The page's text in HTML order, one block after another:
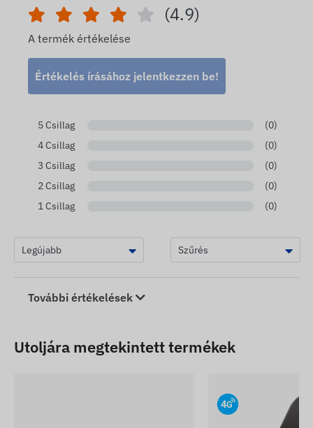
(4.9)
A termék értékelése
Értékelés írásához jelentkezzen be!
5 Csillag
(0)
4 Csillag
(0)
3 Csillag
(0)
2 Csillag
(0)
1 Csillag
(0)
További értékelések
Utoljára megtekintett termékek